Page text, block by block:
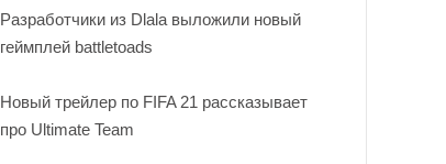
Разработчики из Dlala выложили новый
геймплей battletoads
Новый трейлер по FIFA 21 рассказывает
про Ultimate Team